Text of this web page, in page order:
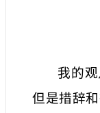
我的
但是措辞